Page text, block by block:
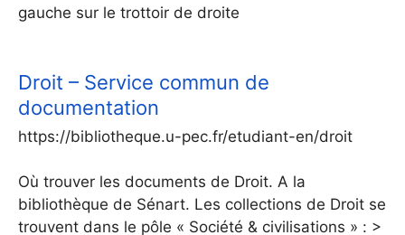
gauche sur le trottoir de droite
Droit – Service commun de
documentation
https://bibliotheque.u-pec.fr/etudiant-en/droit
Où trouver les documents de Droit. A la
bibliothèque de Sénart. Les collections de Droit se
trouvent dans le pôle « Société & civilisations » : >